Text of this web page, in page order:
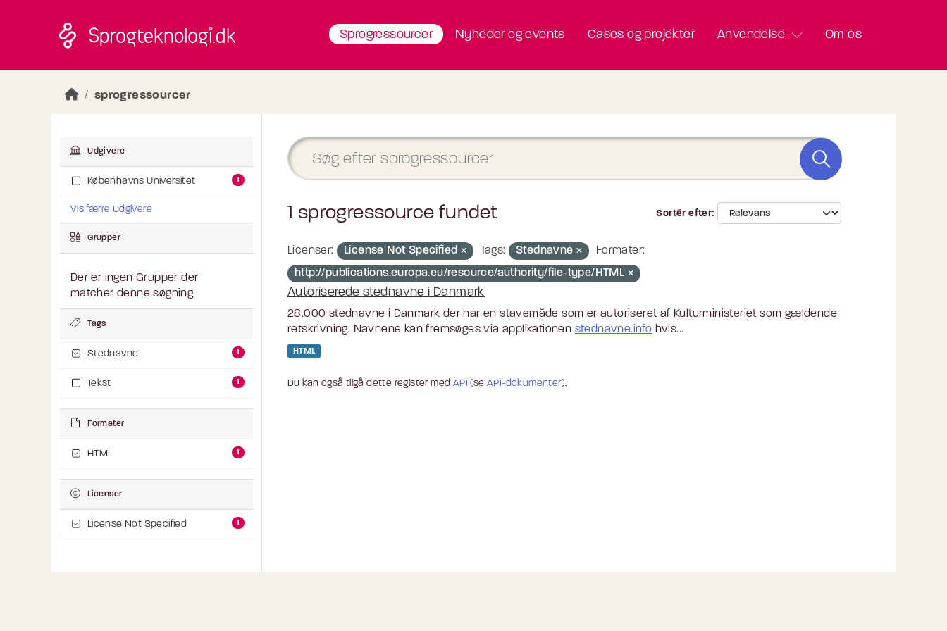
Sprogressourcer Nyheder og events Cases og projekter Anvendelse Om os
sprogressourcer
Udgivere
Københavns Universitet 1
Vis færre Udgivere
Grupper
Der er ingen Grupper der
matcher denne søgning
Tags
Stednavne 1
Tekst 1
Formater
HTML 1
Licenser
License Not Specified 1
Sortér efter
1 sprogressource fundet
Licenser: License Not Specified Tags: Stednavne
Formater:
http://publications.europa.eu/resource/authority/file-type/HTML
Autoriserede stednavne i Danmark
28.000 stednavne i Danmark der har en stavemåde som er autoriseret af Kulturministeriet som gældende
retskrivning. Navnene kan fremsøges via applikationen stednavne.info hvis...
HTML
Du kan også tilgå dette register med API (seAPI-dokumenter).